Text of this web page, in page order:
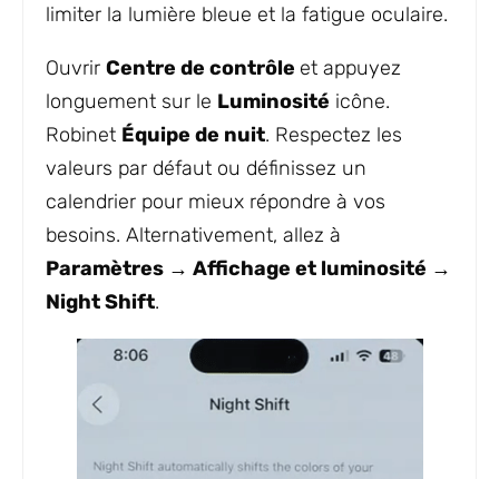
limiter la lumière bleue et la fatigue oculaire.
Ouvrir Centre de contrôle et appuyez
longuement sur le Luminosité icône.
Robinet Équipe de nuit. Respectez les
valeurs par défaut ou définissez un
calendrier pour mieux répondre à vos
besoins. Alternativement, allez à
Paramètres → Affichage et luminosité →
Night Shift.